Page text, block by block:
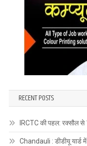
RECENT POSTS
IRCTC की पहल: रक्सौल से
Chandauli : डीडीयू यार्ड